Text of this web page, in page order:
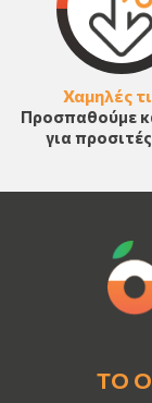
Χαμηλές
Προσπαθούμε
για
ΤΟ